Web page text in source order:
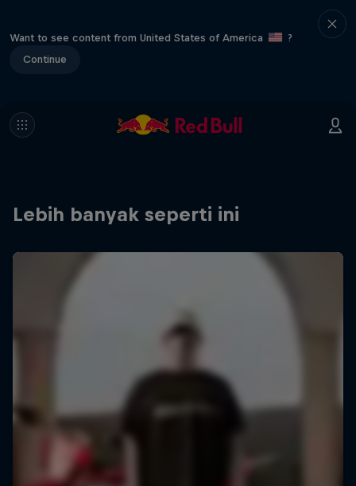
Want to see content from United States of America
?
Continue
Lebih banyak seperti ini